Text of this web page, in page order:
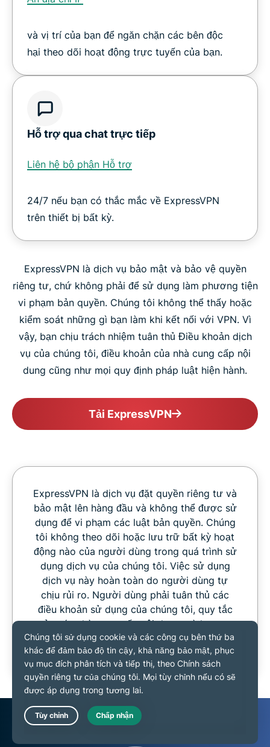
và vị trí của bạn để ngăn chặn các bên độc
hại theo dõi hoạt động trực tuyến của bạn.
Hỗ trợ qua chat trực tiếp
Liên hệ bộ phận Hỗ trợ
24/7 nếu bạn có thắc mắc về ExpressVPN
trên thiết bị bất kỳ.
ExpressVPN là dịch vụ bảo mật và bảo vệ quyền
riêng tư, chứ không phải để sử dụng làm phương tiện
vi phạm bản quyền. Chúng tôi không thể thấy hoặc
kiểm soát những gì bạn làm khi kết nối với VPN. Vì
vậy, bạn chịu trách nhiệm tuân thủ Điều khoản dịch
vụ của chúng tôi, điều khoản của nhà cung cấp nội
dung cũng như mọi quy định pháp luật hiện hành.
Tải ExpressVPN
ExpressVPN là dịch vụ đặt quyền riêng tư và
bảo mật lên hàng đầu và không thể được sử
dụng để vi phạm các luật bản quyền. Chúng
tôi không theo dõi hoặc lưu trữ bất kỳ hoạt
động nào của người dùng trong quá trình sử
dụng dịch vụ của chúng tôi. Việc sử dụng
dịch vụ này hoàn toàn do người dùng tự
chịu rủi ro. Người dùng phải tuân thủ các
điều khoản sử dụng của chúng tôi, quy tắc
của các nhà cung cấp nội dung mà họ truy
cập, cũng như tất cả các luật hiện hành liên
quan.